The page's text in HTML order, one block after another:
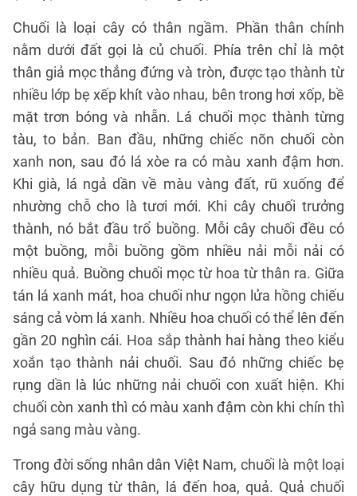
Chuối là loại cây có thân ngầm. Phần thân chính
nằm dưới đất gọi là củ chuối. Phía trên chỉ là một
thân giả mọc thẳng đứng và tròn, được tạo thành từ
nhiều lớp bẹ xếp khít vào nhau, bên trong hơi xốp, bề
mặt trơn bóng và nhẵn. Lá chuối mọc thành từng
tàu, to bản. Ban đầu, những chiếc nõn chuối còn
xanh non, sau đó lá xòe ra có màu xanh đậm hơn.
Khi già, lá ngả dần về màu vàng đất, rũ xuống để
nhường chỗ cho là tươi mới. Khi cây chuối trưởng
thành, nó bắt đầu trổ buồng. Mỗi cây chuối đều có
một buồng, mỗi buồng gồm nhiều nải mỗi nải có
nhiều quả. Buồng chuối mọc từ hoa từ thân ra. Giữa
tán lá xanh mát, hoa chuối như ngọn lửa hồng chiếu
sáng cả vòm lá xanh. Nhiều hoa chuối có thể lên đến
gần 20 nghìn cái. Hoa sắp thành hai hàng theo kiểu
xoắn tạo thành nải chuối. Sau đó những chiếc bẹ
rụng dần là lúc những nải chuối con xuất hiện. Khi
chuối còn xanh thì có màu xanh đậm còn khi chín thì
ngả sang màu vàng.
Trong đời sống nhân dân Việt Nam, chuối là một loại
cây hữu dụng từ thân, lá đến hoa, quả. Quả chuối